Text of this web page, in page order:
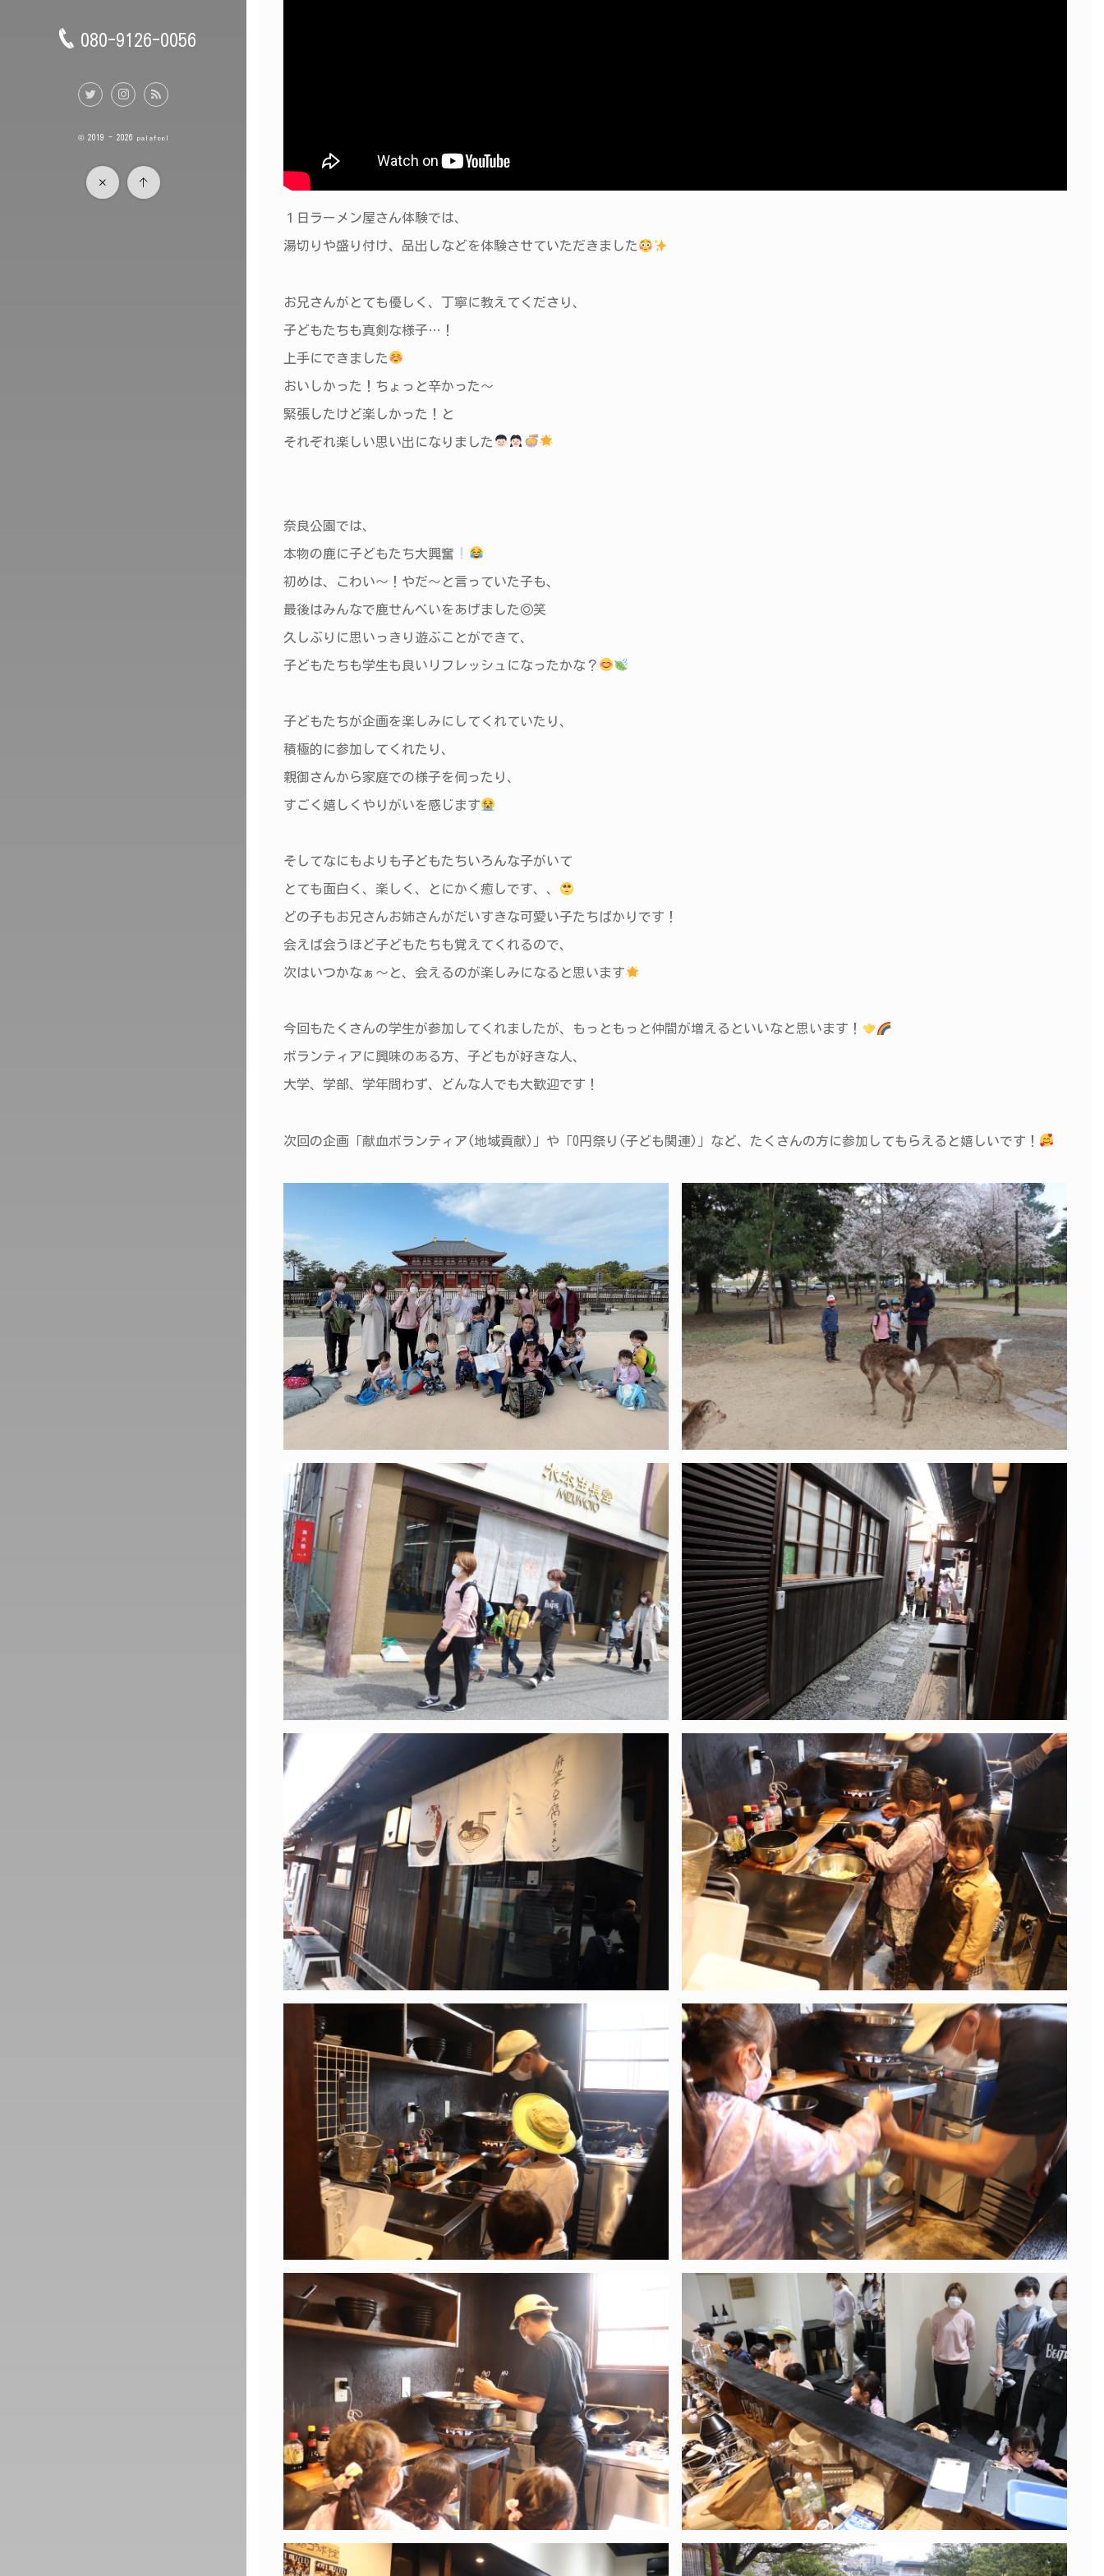
080-9126-0056
© 2019 - 2026 palafool
１日ラーメン屋さん体験では、
湯切りや盛り付け、品出しなどを体験させていただきました
お兄さんがとても優しく、丁寧に教えてくださり、
子どもたちも真剣な様子…！
上手にできました
おいしかった！ちょっと辛かった〜
緊張したけど楽しかった！と
それぞれ楽しい思い出になりました
奈良公園では、
本物の鹿に子どもたち大興奮
初めは、こわい〜！やだ〜と言っていた子も、
最後はみんなで鹿せんべいをあげました◎笑
久しぶりに思いっきり遊ぶことができて、
子どもたちも学生も良いリフレッシュになったかな？
子どもたちが企画を楽しみにしてくれていたり、
積極的に参加してくれたり、
親御さんから家庭での様子を伺ったり、
すごく嬉しくやりがいを感じます
そしてなにもよりも子どもたちいろんな子がいて
とても面白く、楽しく、とにかく癒しです、、
どの子もお兄さんお姉さんがだいすきな可愛い子たちばかりです！
会えば会うほど子どもたちも覚えてくれるので、
次はいつかなぁ〜と、会えるのが楽しみになると思います
今回もたくさんの学生が参加してくれましたが、もっともっと仲間が増えるといいなと思います！
ボランティアに興味のある方、子どもが好きな人、
大学、学部、学年問わず、どんな人でも大歓迎です！
次回の企画「献血ボランティア(地域貢献)」や「0円祭り(子ども関連)」など、たくさんの方に参加してもらえると嬉しいです！